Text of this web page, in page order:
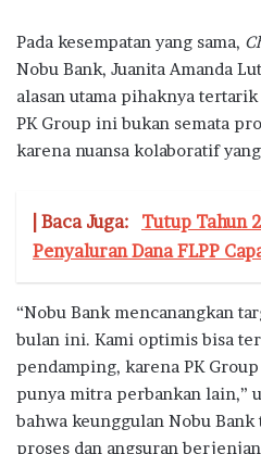
Pada kesempatan yang sama,
Nobu Bank, Juanita Amanda
alasan utama pihaknya
PK Group ini bukan semata
karena nuansa kolaboratif
| Baca Juga:
Tutup Tahun
Penyaluran Dana FLPP
“Nobu Bank mencanangkan
bulan ini. Kami optimis bisa
pendamping, karena PK
punya mitra perbankan lain,”
bahwa keunggulan Nobu
proses dan angsuran